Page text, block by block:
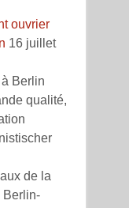
ouvrier
16 juillet
Berlin
qualité,
de la
Berlin-